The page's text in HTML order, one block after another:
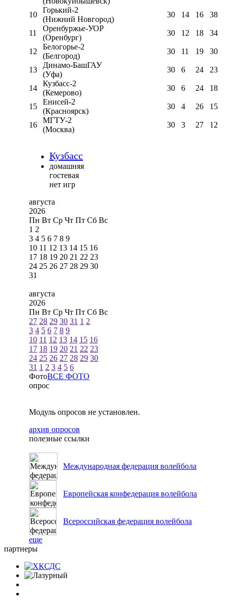
10
Горький-2
(Нижний Новгород)
30 14 16 38
11
Оренбуржье-УОР
(Оренбург)
30 12 18 34
12
Белогорье-2
(Белгород)
30 11 19 30
13
Динамо-БашГАУ
(Уфа)
30 6 24 23
14
Кузбасс-2
(Кемерово)
30 6 24 18
15
Енисей-2
(Красноярск)
30 4 26 15
16
МГТУ-2
(Москва)
30 3 27 12
Кузбасс
домашняя
гостевая
нет игр
августа
2026
Пн Вт Ср Чт Пт Сб Вс
1 2
3 4 5 6 7 8 9
10 11 12 13 14 15 16
17 18 19 20 21 22 23
24 25 26 27 28 29 30
31
августа
2026
Пн Вт Ср Чт Пт Сб Вс
27 28 29 30 31 1 2
3 4 5 6 7 8 9
10 11 12 13 14 15 16
17 18 19 20 21 22 23
24 25 26 27 28 29 30
31 1 2 3 4 5 6
ФотоВСЕ ФОТО
опрос
Модуль опросов не установлен.
архив опросов
полезные ссылки
Международная федерация волейбола
Европейская конфедерация волейбола
Всероссийская федерация волейбола
еще
партнеры